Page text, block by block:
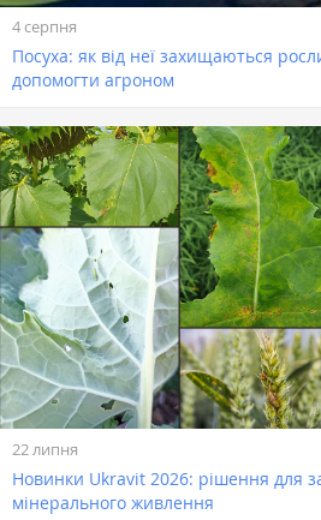
4 серпня
Посуха: як від неї захищаються
допомогти агроном
22 липня
Новинки Ukravit 2026: рішення для
мінерального живлення